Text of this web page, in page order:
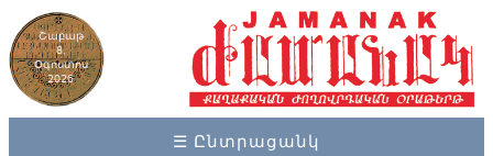
Շաբաթ
8,
Օգոստոս
2026
☰ Ընտրացանկ